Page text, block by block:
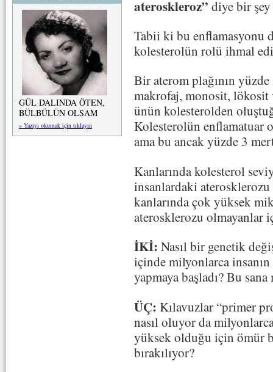
GÜL DALINDA ÖTEN,
BÜLBÜLÜN OLSAM
» Yazıyı okumak için tıklayın
ateroskleroz” diye bir
Tabii ki bu enflamasyonu
kolesterolün rolü ihmal
Bir aterom plağının
makrofaj, monosit, lökosit
ünün kolesterolden
Kolesterolün enflamatuar
ama bu ancak yüzde 3
Kanlarında kolesterol
insanlardaki aterosklerozu
kanlarında çok yüksek
aterosklerozu olmayanlar
İKİ: Nasıl bir genetik
içinde milyonlarca
yapmaya başladı? Bu
ÜÇ: Kılavuzlar “primer
nasıl oluyor da
yüksek olduğu için ömür
bırakılıyor?